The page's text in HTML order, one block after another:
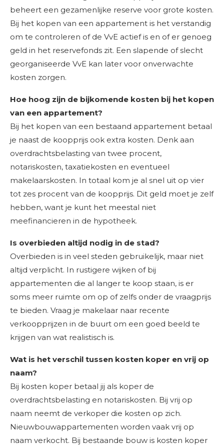
beheert een gezamenlijke reserve voor grote kosten.
Bij het kopen van een appartement is het verstandig
om te controleren of de VvE actief is en of er genoeg
geld in het reservefonds zit. Een slapende of slecht
georganiseerde VvE kan later voor onverwachte
kosten zorgen.
Hoe hoog zijn de bijkomende kosten bij het kopen
van een appartement?
Bij het kopen van een bestaand appartement betaal
je naast de koopprijs ook extra kosten. Denk aan
overdrachtsbelasting van twee procent,
notariskosten, taxatiekosten en eventueel
makelaarskosten. In totaal kom je al snel uit op vier
tot zes procent van de koopprijs. Dit geld moet je zelf
hebben, want je kunt het meestal niet
meefinancieren in de hypotheek.
Is overbieden altijd nodig in de stad?
Overbieden is in veel steden gebruikelijk, maar niet
altijd verplicht. In rustigere wijken of bij
appartementen die al langer te koop staan, is er
soms meer ruimte om op of zelfs onder de vraagprijs
te bieden. Vraag je makelaar naar recente
verkoopprijzen in de buurt om een goed beeld te
krijgen van wat realistisch is.
Wat is het verschil tussen kosten koper en vrij op
naam?
Bij kosten koper betaal jij als koper de
overdrachtsbelasting en notariskosten. Bij vrij op
naam neemt de verkoper die kosten op zich.
Nieuwbouwappartementen worden vaak vrij op
naam verkocht. Bij bestaande bouw is kosten koper